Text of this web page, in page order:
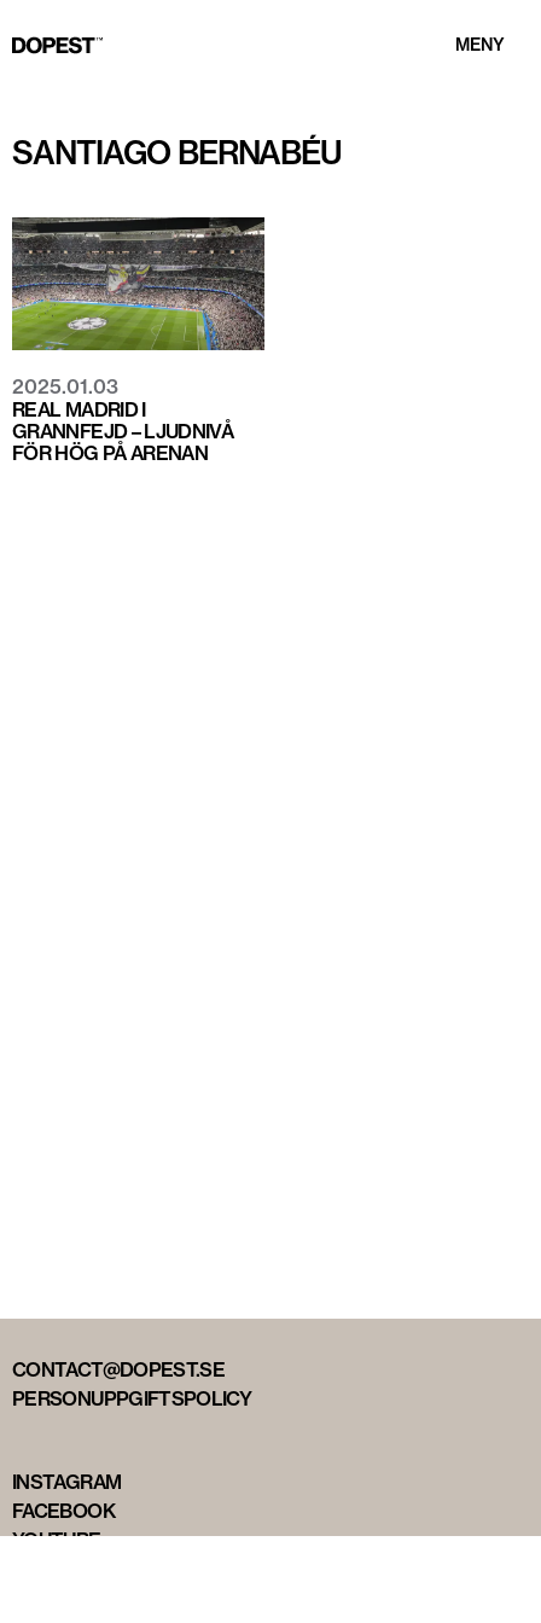
MENY
SANTIAGO BERNABÉU
2025.01.03
REAL MADRID I
GRANNFEJD – LJUDNIVÅ
FÖR HÖG PÅ ARENAN
CONTACT@DOPEST.SE
PERSONUPPGIFTSPOLICY
INSTAGRAM
FACEBOOK
YOUTUBE